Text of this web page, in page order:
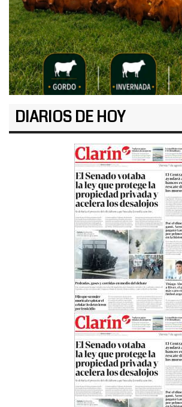
DIARIOS DE HOY